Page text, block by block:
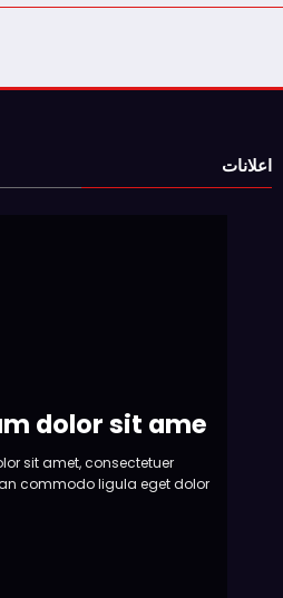
اعلانات
dolor sit ame
sit amet, consectetuer
commodo ligula eget dolor.